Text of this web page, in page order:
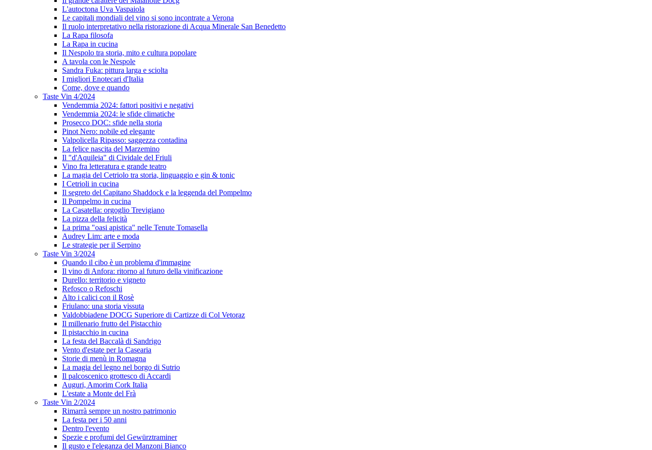
L'autoctona Uva Vaspaiola
Le capitali mondiali del vino si sono incontrate a Verona
Il ruolo interpretativo nella ristorazione di Acqua Minerale San Benedetto
La Rapa filosofa
La Rapa in cucina
Il Nespolo tra storia, mito e cultura popolare
A tavola con le Nespole
Sandra Fuka: pittura larga e sciolta
I migliori Enotecari d'Italia
Come, dove e quando
Taste Vin 4/2024
Vendemmia 2024: fattori positivi e negativi
Vendemmia 2024: le sfide climatiche
Prosecco DOC: sfide nella storia
Pinot Nero: nobile ed elegante
Valpolicella Ripasso: saggezza contadina
La felice nascita del Marzemino
Il "d'Aquileia" di Cividale del Friuli
Vino fra letteratura e grande teatro
La magia del Cetriolo tra storia, linguaggio e gin & tonic
I Cetrioli in cucina
Il segreto del Capitano Shaddock e la leggenda del Pompelmo
Il Pompelmo in cucina
La Casatella: orgoglio Trevigiano
La pizza della felicità
La prima "oasi apistica" nelle Tenute Tomasella
Audrey Lim: arte e moda
Le strategie per il Serpino
Taste Vin 3/2024
Quando il cibo è un problema d'immagine
Il vino di Anfora: ritorno al futuro della vinificazione
Durello: territorio e vigneto
Refosco o Refoschi
Alto i calici con il Rosè
Friulano: una storia vissuta
Valdobbiadene DOCG Superiore di Cartizze di Col Vetoraz
Il millenario frutto del Pistacchio
Il pistacchio in cucina
La festa del Baccalà di Sandrigo
Vento d'estate per la Casearia
Storie di menù in Romagna
La magia del legno nel borgo di Sutrio
Il palcoscenico grottesco di Accardi
Auguri, Amorim Cork Italia
L'estate a Monte del Frà
Taste Vin 2/2024
Rimarrà sempre un nostro patrimonio
La festa per i 50 anni
Dentro l'evento
Spezie e profumi del Gewürztraminer
Il gusto e l'eleganza del Manzoni Bianco